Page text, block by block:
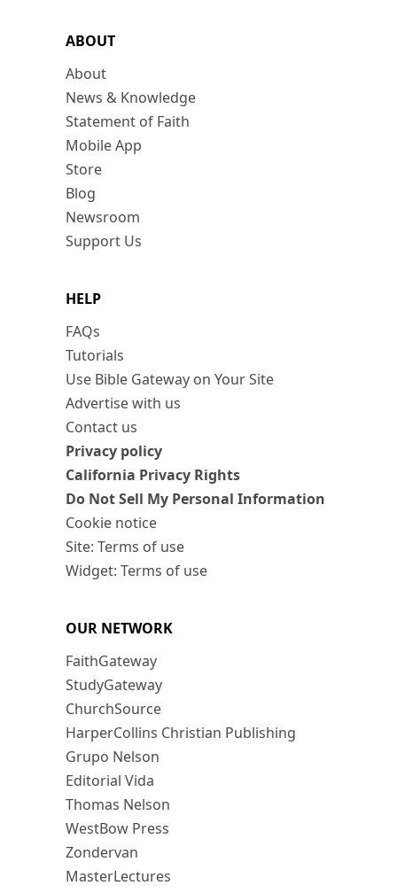
ABOUT
About
News & Knowledge
Statement of Faith
Mobile App
Store
Blog
Newsroom
Support Us
HELP
FAQs
Tutorials
Use Bible Gateway on Your Site
Advertise with us
Contact us
Privacy policy
California Privacy Rights
Do Not Sell My Personal Information
Cookie notice
Site: Terms of use
Widget: Terms of use
OUR NETWORK
FaithGateway
StudyGateway
ChurchSource
HarperCollins Christian Publishing
Grupo Nelson
Editorial Vida
Thomas Nelson
WestBow Press
Zondervan
MasterLectures